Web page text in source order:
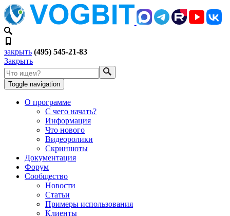
закрыть (495) 545-21-83
Закрыть
Toggle navigation
О программе
С чего начать?
Информация
Что нового
Видеоролики
Скриншоты
Документация
Форум
Сообщество
Новости
Статьи
Примеры использования
Клиенты